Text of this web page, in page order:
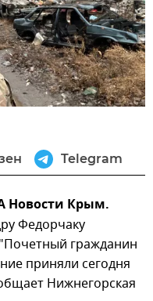
Telegram
Новости Крым.
Федорчаку
гражданин
приняли сегодня
Нижнегорская